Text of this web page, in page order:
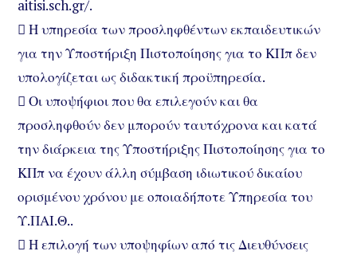
aitisi.sch.gr/.
 Η υπηρεσία των προσληφθέντων εκπαιδευτικών
για την Υποστήριξη Πιστοποίησης για το ΚΠπ δεν
υπολογίζεται ως διδακτική προϋπηρεσία.
 Οι υποψήφιοι που θα επιλεγούν και θα
προσληφθούν δεν μπορούν ταυτόχρονα και κατά
την διάρκεια της Υποστήριξης Πιστοποίησης για το
ΚΠπ να έχουν άλλη σύμβαση ιδιωτικού δικαίου
ορισμένου χρόνου με οποιαδήποτε Υπηρεσία του
Υ.ΠΑΙ.Θ..
 Η επιλογή των υποψηφίων από τις Διευθύνσεις